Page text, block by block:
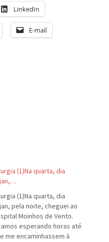
LinkedIn
E-mail
(1)Na quarta, dia
(1)Na quarta, dia
pela noite, cheguei ao
Moinhos de Vento.
esperando horas até
me encaminhassem à